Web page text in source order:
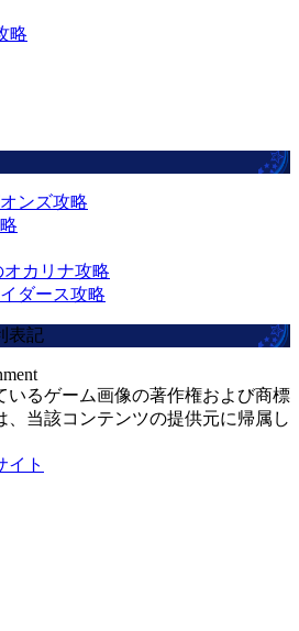
略
ンズ攻略
カリナ攻略
ダース攻略
表記
るゲーム画像の著作権および商標
、当該コンテンツの提供元に帰属し
イト